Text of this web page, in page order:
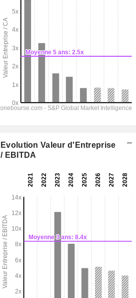
Evolution Valeur d'Entreprise
/ EBITDA